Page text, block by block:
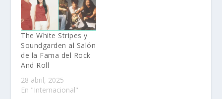
The White Stripes y
Soundgarden al Salón
de la Fama del Rock
And Roll
28 abril, 2025
En "Internacional"